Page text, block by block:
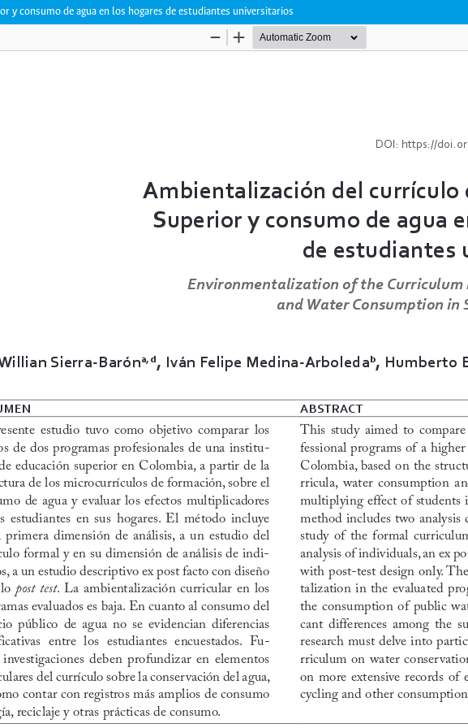
y consumo de agua en los hogares de estudiantes universitarios